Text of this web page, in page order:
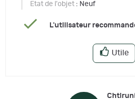
Etat de l'objet : Neuf
L'utilisateur
Utile